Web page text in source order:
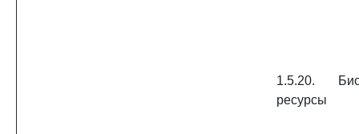
1.5.20.
ресурсы